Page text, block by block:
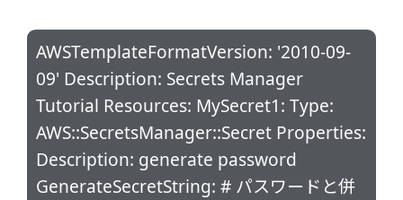
AWSTemplateFormatVersion: '2010-09-
09' Description: Secrets Manager
Tutorial Resources: MySecret1: Type:
AWS::SecretsManager::Secret Properties:
Description: generate password
GenerateSecretString: # パスワードと併